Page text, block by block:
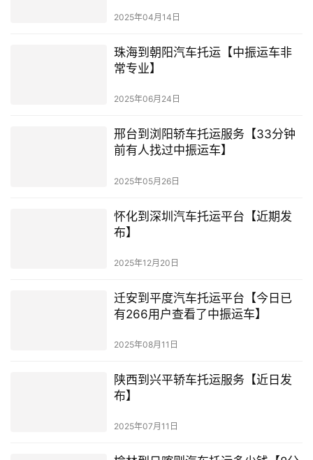
2025年04月14日
珠海到朝阳汽车托运【中振运车非
常专业】
2025年06月24日
邢台到浏阳轿车托运服务【33分钟
前有人找过中振运车】
2025年05月26日
怀化到深圳汽车托运平台【近期发
布】
2025年12月20日
迁安到平度汽车托运平台【今日已
有266用户查看了中振运车】
2025年08月11日
陕西到兴平轿车托运服务【近日发
布】
2025年07月11日